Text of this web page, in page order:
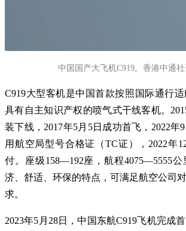
中国国产大飞机C919。香港中通社
C919大型客机是中国首款按照国际通行适
具有自主知识产权的喷气式干线客机。
装下线，2017年5月5日成功首飞，2022年
用航空局型号合格证（TC证），2022年
付。座级158—192座，航程4075—5555
济、舒适、环保的特点，可满足航空公司
求。
2023年5月28日，中国东航C919飞机完成